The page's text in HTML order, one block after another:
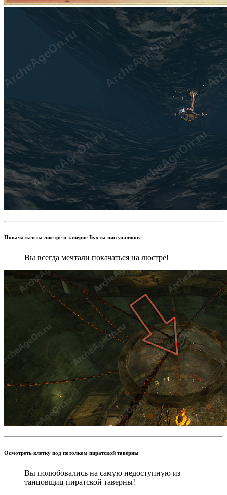
Покачаться на люстре в таверне Бухты висельников
Вы всегда мечтали покачаться на люстре!
Осмотреть клетку под потолком пиратской таверны
Вы полюбовались на самую недоступную из
танцовщиц пиратской таверны!